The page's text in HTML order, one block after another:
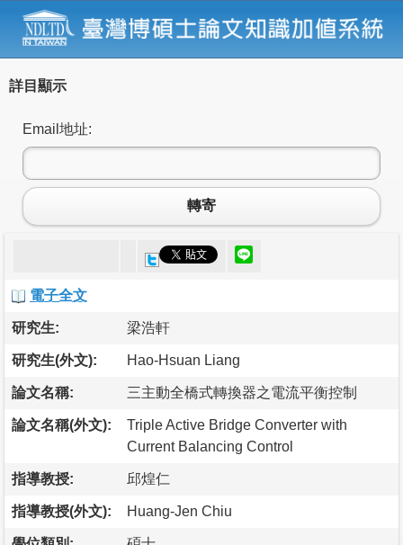
詳目顯示
Email地址:
轉寄
電子全文
研究生: 梁浩軒
研究生(外文): Hao-Hsuan Liang
論文名稱: 三主動全橋式轉換器之電流平衡控制
論文名稱(外文):
Triple Active Bridge Converter with
Current Balancing Control
指導教授: 邱煌仁
指導教授(外文): Huang-Jen Chiu